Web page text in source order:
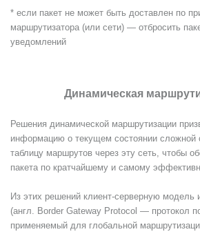
* если пакет не может быть доставлен по
маршрутизатора (или сети) — отбросить
Динамическая
Решения динамической маршрутизации
информацию о текущем состоянии сложной
таблицу маршрутов через эту сеть, чтобы
пакета по кратчайшему и самому
Из этих решений клиент-серверную модель
(англ. Border Gateway Protocol — протокол
применяемый для глобальной